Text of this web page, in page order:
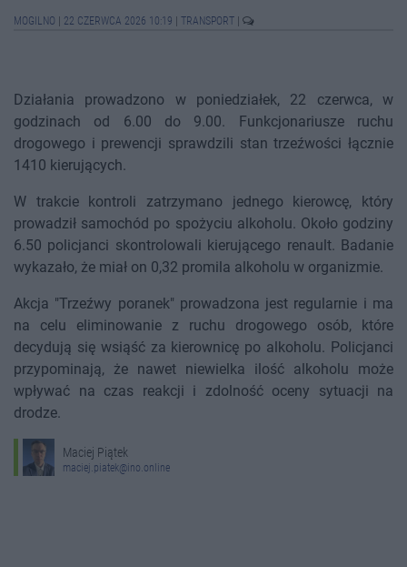
MOGILNO 22 CZERWCA 2026 10:19 TRANSPORT
Działania prowadzono w poniedziałek, 22 czerwca, w
godzinach od 6.00 do 9.00. Funkcjonariusze ruchu
drogowego i prewencji sprawdzili stan trzeźwości łącznie
1410 kierujących.
W trakcie kontroli zatrzymano jednego kierowcę, który
prowadził samochód po spożyciu alkoholu. Około godziny
6.50 policjanci skontrolowali kierującego renault. Badanie
wykazało, że miał on 0,32 promila alkoholu w organizmie.
Akcja "Trzeźwy poranek" prowadzona jest regularnie i ma
na celu eliminowanie z ruchu drogowego osób, które
decydują się wsiąść za kierownicę po alkoholu. Policjanci
przypominają, że nawet niewielka ilość alkoholu może
wpływać na czas reakcji i zdolność oceny sytuacji na
drodze.
Maciej Piątek
maciej.piatek@ino.online